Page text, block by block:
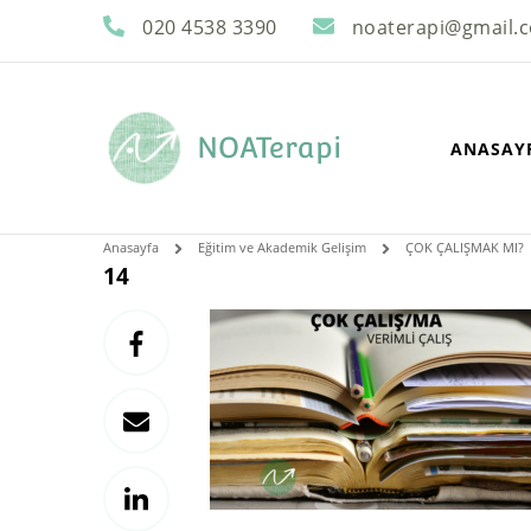
020 4538 3390
NOATerapi
Anasayfa Eğitim ve Akademik Gelişim ÇOK ÇALIŞMAK MI?
14